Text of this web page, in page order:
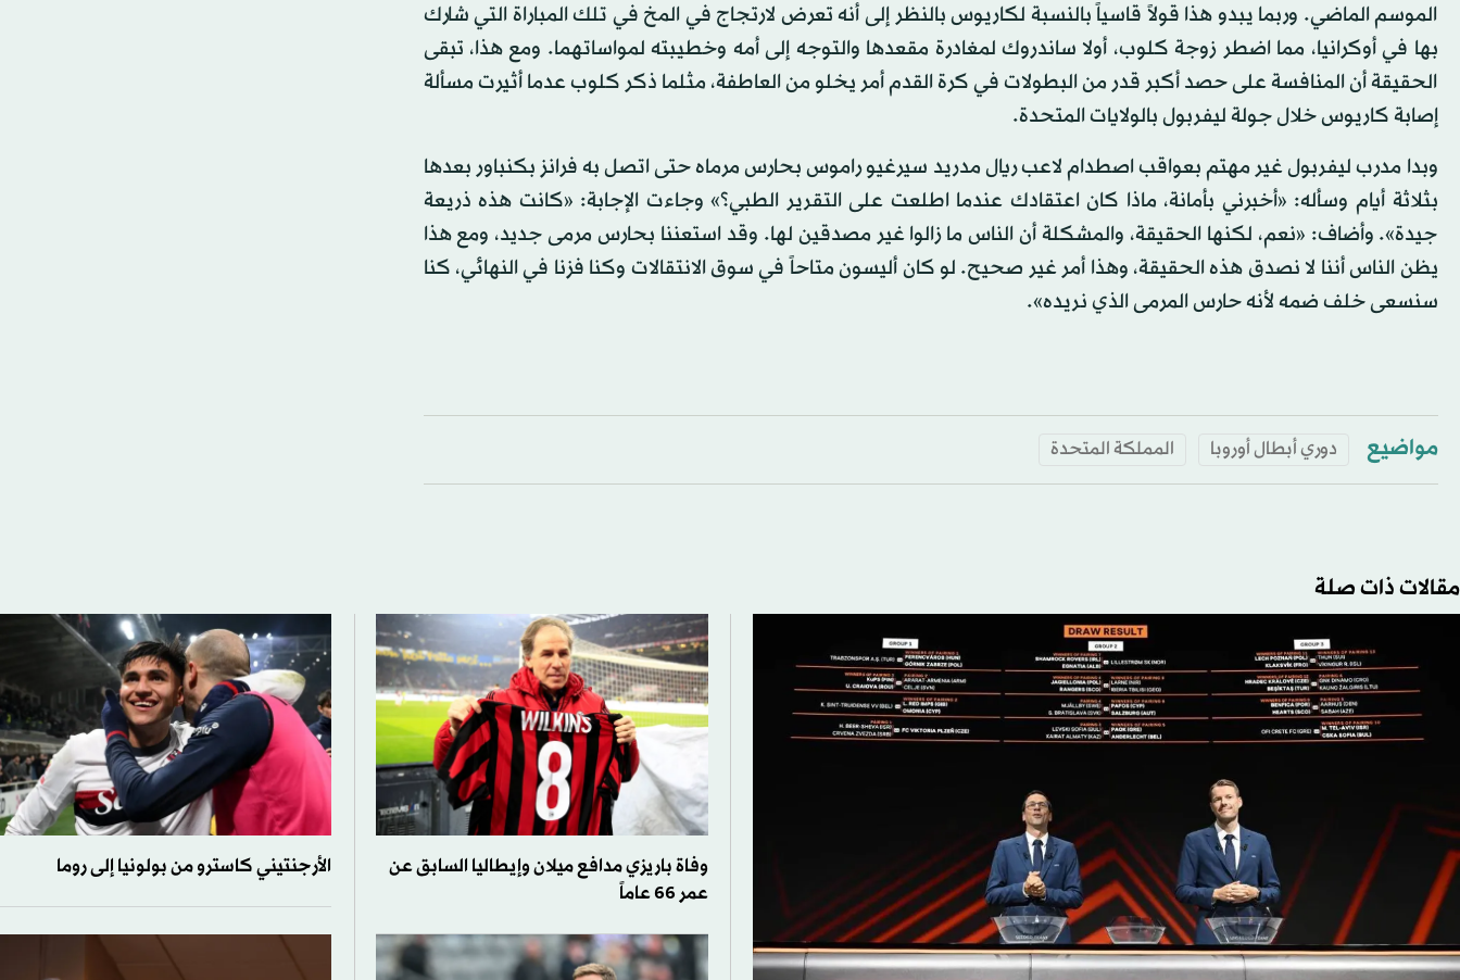
الموسم الماضي. وربما يبدو هذا قولاً قاسياً بالنسبة لكاريوس بالنظر إلى أنه تعرض لارتجاج في المخ في تلك المباراة التي شارك
بها في أوكرانيا، مما اضطر زوجة كلوب، أولا ساندروك لمغادرة مقعدها والتوجه إلى أمه وخطيبته لمواساتهما. ومع هذا، تبقى
الحقيقة أن المنافسة على حصد أكبر قدر من البطولات في كرة القدم أمر يخلو من العاطفة، مثلما ذكر كلوب عدما أثيرت مسألة
إصابة كاريوس خلال جولة ليفربول بالولايات المتحدة.
وبدا مدرب ليفربول غير مهتم بعواقب اصطدام لاعب ريال مدريد سيرغيو راموس بحارس مرماه حتى اتصل به فرانز بكنباور بعدها
بثلاثة أيام وسأله: «أخبرني بأمانة، ماذا كان اعتقادك عندما اطلعت على التقرير الطبي؟» وجاءت الإجابة: «كانت هذه ذريعة
جيدة». وأضاف: «نعم، لكنها الحقيقة، والمشكلة أن الناس ما زالوا غير مصدقين لها. وقد استعننا بحارس مرمى جديد، ومع هذا
يظن الناس أننا لا نصدق هذه الحقيقة، وهذا أمر غير صحيح. لو كان أليسون متاحاً في سوق الانتقالات وكنا فزنا في النهائي، كنا
سنسعى خلف ضمه لأنه حارس المرمى الذي نريده».
مواضيع دوري أبطال أوروبا المملكة المتحدة
مقالات ذات صلة
وفاة باريزي مدافع ميلان وإيطاليا السابق عن
عمر 66 عاماً
الأرجنتيني كاسترو من بولونيا إلى روما